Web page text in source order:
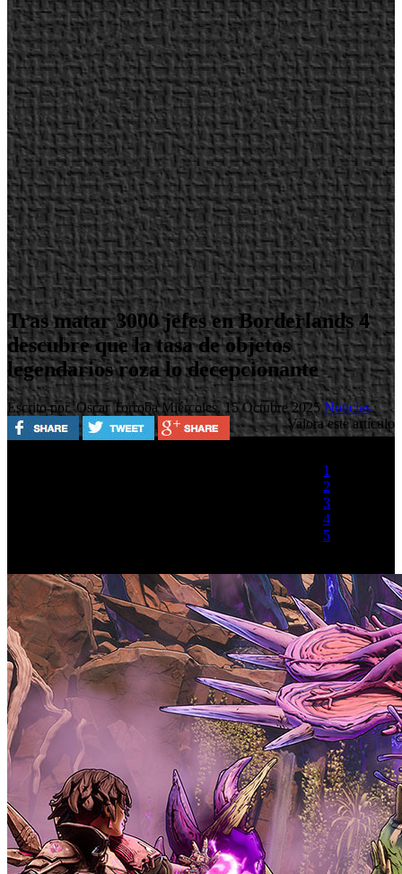
Tras matar 3000 jefes en Borderlands 4
descubre que la tasa de objetos
legendarios roza lo decepcionante
Escrito por Oscar TorrobaMiércoles, 15 Octubre 2025Noticias
Valora este artículo
1
2
3
4
5